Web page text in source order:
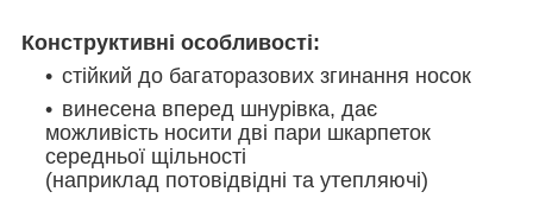
Конструктивні особливості:
стійкий до багаторазових згинання носок
винесена вперед шнурівка, дає
можливість носити дві пари шкарпеток
середньої щільності
(наприклад потовідвідні та утепляючі)